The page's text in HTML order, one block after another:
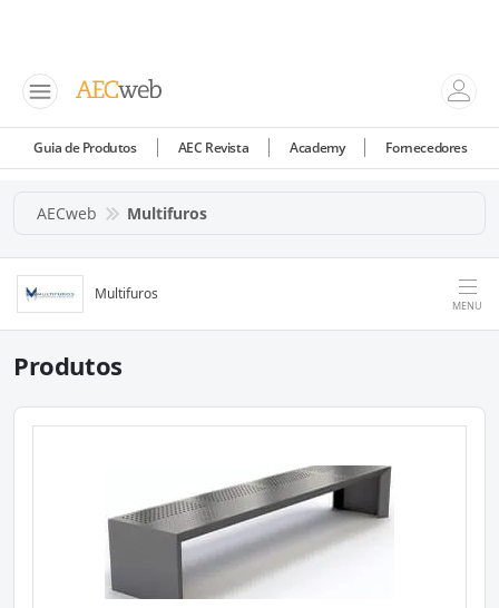
Guia de Produtos AEC Revista Academy Fornecedores
AECweb Multifuros
Multifuros
MENU
Produtos